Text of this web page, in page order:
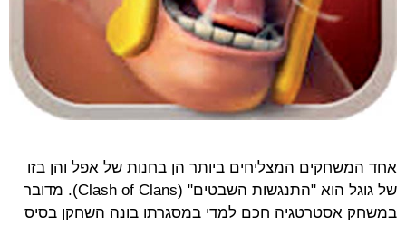
אחד המשחקים המצליחים ביותר הן בחנות של אפל והן בזו
של גוגל הוא "התנגשות השבטים" (Clash of Clans). מדובר
במשחק אסטרטגיה חכם למדי במסגרתו בונה השחקן בסיס